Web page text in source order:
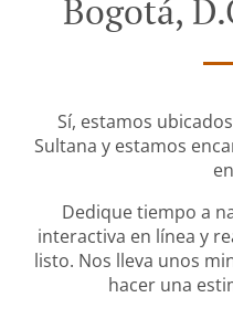
Bogotá,
Sí, estamos
Sultana y estamos
Dedique tiempo a
interactiva en línea y
listo. Nos lleva unos
hacer una